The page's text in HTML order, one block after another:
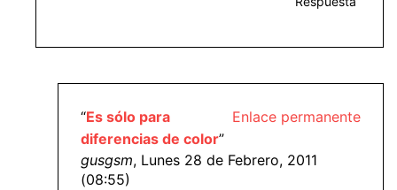
Enlace permanente
“Es sólo para
diferencias de color”
gusgsm, Lunes 28 de Febrero, 2011
(08:55)